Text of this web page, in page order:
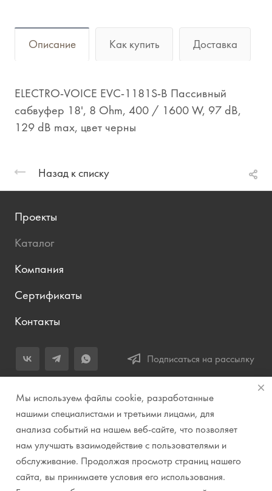
Описание Как купить Доставка
ELECTRO-VOICE EVC-1181S-B Пассивный
сабвуфер 18', 8 Ohm, 400 / 1600 W, 97 dB,
129 dB max, цвет черны
Назад к списку
Проекты
Каталог
Компания
Сертификаты
Контакты
Подписаться на рассылку
+7 (343) 283-04-11
Заказать звонок
info@prirodazvuka.ru
620144, г. Екатеринбург, ул. Хохрякова, д. 98, салон 27, ТЦ
«Весенний», 2 этаж, Центральный вход с ул. Куйбышева
Мы используем файлы cookie, разработанные
нашими специалистами и третьими лицами, для
анализа событий на нашем веб-сайте, что позволяет
нам улучшать взаимодействие с пользователями и
обслуживание. Продолжая просмотр страниц нашего
сайта, вы принимаете условия его использования.